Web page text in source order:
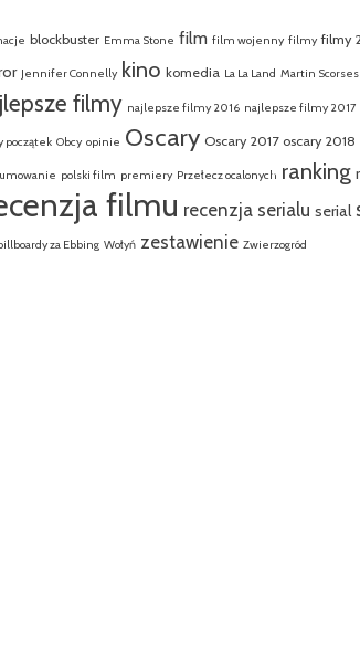
blockbuster Emma Stone film film wojenny filmy filmy
Jennifer Connelly kino komedia La La Land Martin
filmy najlepsze filmy 2016 najlepsze filmy 2017
początek Obcy opinie Oscary Oscary 2017 oscary 2018
polski film premiery Przełecz ocalonych ranking
filmu recenzja serialu serial
za Ebbing Wołyń zestawienie Zwierzogród